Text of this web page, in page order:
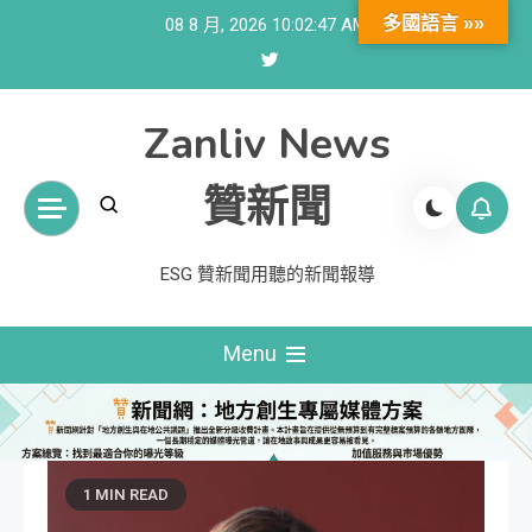
08 8 月, 2026 10:02:48 AM
Zanliv News
贊新聞
ESG 贊新聞用聽的新聞報導
Menu
1 MIN READ
多國語言 »»